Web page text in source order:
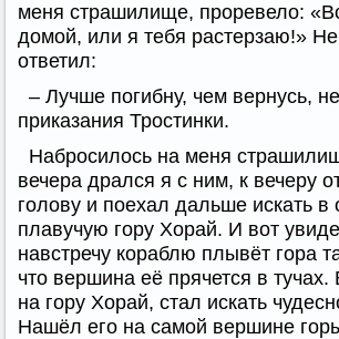
меня страшилище, проревело:
домой, или я тебя растерзаю!» Не
ответил:
– Лучше погибну, чем вернусь,
приказания Тростинки.
Набросилось на меня
вечера дрался я с ним, к вечеру
голову и поехал дальше искать в
плавучую гору Хорай. И вот
навстречу кораблю плывёт гора
что вершина её прячется в
на гору Хорай, стал искать
Нашёл его на самой вершине